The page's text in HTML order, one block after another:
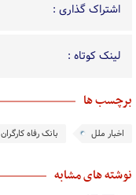
اشتراک گذاری :
لینک کوتاه :
برچسب ها
اخبار ملل بانک رفاه کارگران
نوشته های مشابه